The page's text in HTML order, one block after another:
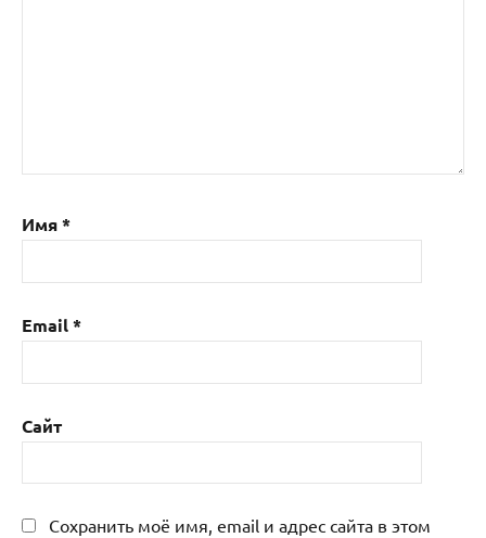
Имя*
Email*
Сайт
Сохранить моё имя, email и адрес сайта в этом